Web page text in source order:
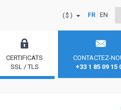
($) FR EN
CERTIFICATS
SSL / TLS
CONTACTEZ-
+33 1 85 09 15